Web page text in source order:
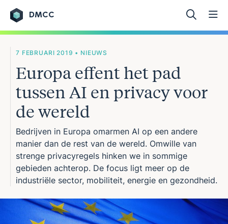
DMCC
7 FEBRUARI 2019 • NIEUWS
Europa effent het pad
tussen AI en privacy voor
de wereld
Bedrijven in Europa omarmen AI op een andere
manier dan de rest van de wereld. Omwille van
strenge privacyregels hinken we in sommige
gebieden achterop. De focus ligt meer op de
industriële sector, mobiliteit, energie en gezondheid.